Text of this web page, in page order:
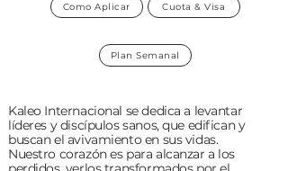
Como Aplicar Cuota & Visa
Plan Semanal
Kaleo Internacional se dedica a levantar
líderes y discípulos sanos, que edifican y
buscan el avivamiento en sus vidas.
Nuestro corazón es para alcanzar a los